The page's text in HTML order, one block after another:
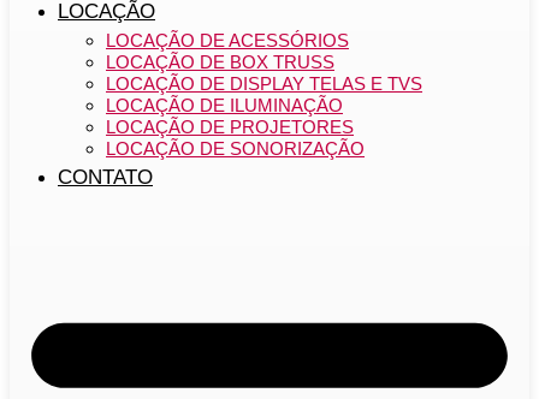
LOCAÇÃO
LOCAÇÃO DE ACESSÓRIOS
LOCAÇÃO DE BOX TRUSS
LOCAÇÃO DE DISPLAY TELAS E TVS
LOCAÇÃO DE ILUMINAÇÃO
LOCAÇÃO DE PROJETORES
LOCAÇÃO DE SONORIZAÇÃO
CONTATO